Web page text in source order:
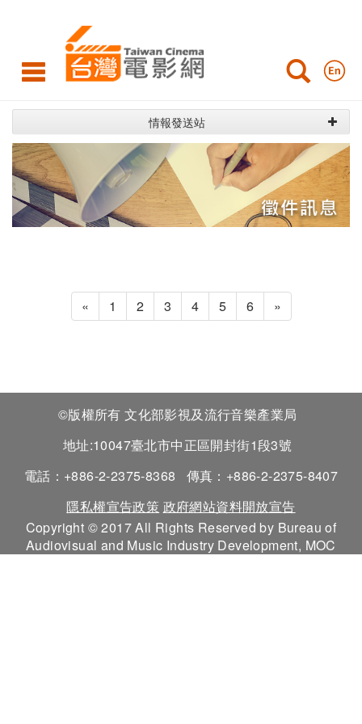
電
影
網 情報發送站
« 1 2 3 4 5 6 »
©版權所有 文化部影視及流行音樂產業局
地址:10047臺北市中正區開封街1段3號
電話：+886-2-2375-8368
傳真：+886-2-2375-8407
隱私權宣告政策 政府網站資料開放宣告
Copyright © 2017 All Rights Reserved by Bureau of
Audiovisual and Music Industry Development, MOC